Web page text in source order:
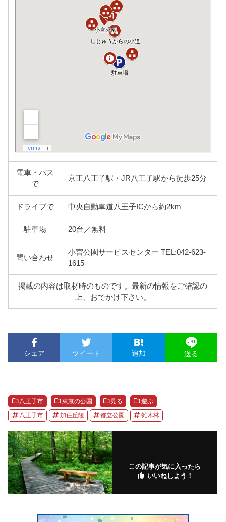
電車・バス
で
京王八王子駅・JR八王子駅から徒歩25分
ドライブで 中央自動車道八王子ICから約2km
駐車場 20台／無料
問い合わせ
小宮公園サービスセンター TEL:042-623-
1615
掲載の内容は取材時のものです。最新の情報をご確認の
上、おでかけ下さい。
シェア ツイート 追加 送る
八王子市 東京の公園 見る 遊ぶ
八王子市 加住丘陵 都立公園 雑木林
この記事が気に入ったら
いいねしよう！